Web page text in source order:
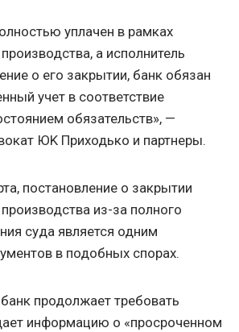
уплачен в рамках
а исполнитель
о его закрытии, банк обязан
учет в соответствие
обязательств», —
ЮK Приходько и партнеры.
постановление о закрытии
из-за полного
суда является одним
в подобных спорах.
продолжает требовать
информацию о «просроченном